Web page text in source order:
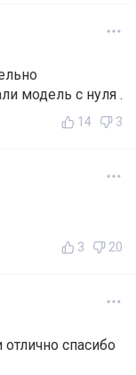
модель с нуля .
14 3
3 20
спасибо